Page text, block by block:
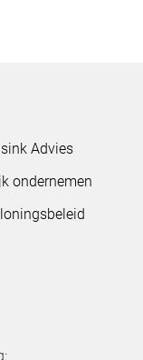
Advies
ondernemen